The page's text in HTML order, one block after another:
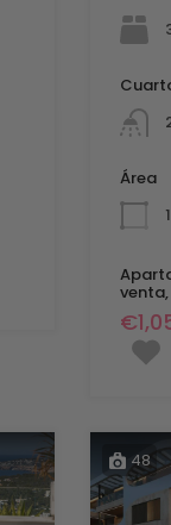
Área
venta,
48